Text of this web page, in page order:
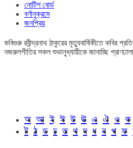
নোটিশ বোর্ড
বর্ণানুক্রমে
জনপ্রিয়
কবিগুরু রবীন্দ্রনাথ ঠাকুরের মৃত্যুবার্ষিকীতে কবির
নজরুলগীতির সকল শুভানুধ্যায়ীকে জানাচ্ছি
অ আ ই ঈ উ ঊ এ ঐ ও ক
ট ঠ ড ঢ ত থ দ ধ ন প ফ